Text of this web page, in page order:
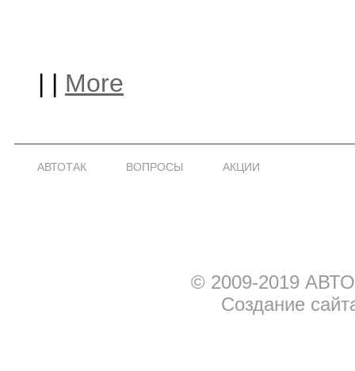
| | More
АВТОТАК ВОПРОСЫ АКЦИИ
© 2009-2019
Создание